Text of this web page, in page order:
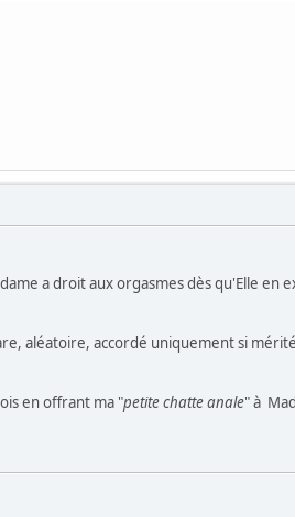
a droit aux orgasmes dès qu'Elle en
aléatoire, accordé uniquement si
en offrant ma "petite chatte anale" à